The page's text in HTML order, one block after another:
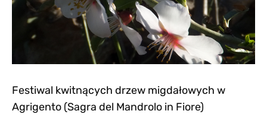
Festiwal kwitnących drzew migdałowych w
Agrigento (Sagra del Mandrolo in Fiore)